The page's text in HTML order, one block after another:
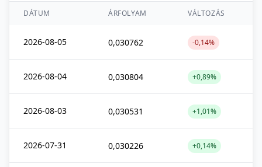
DÁTUM ÁRFOLYAM VÁLTOZÁS
2026-08-05 0,030762 -0,14%
2026-08-04 0,030804 +0,89%
2026-08-03 0,030531 +1,01%
2026-07-31 0,030226 +0,14%